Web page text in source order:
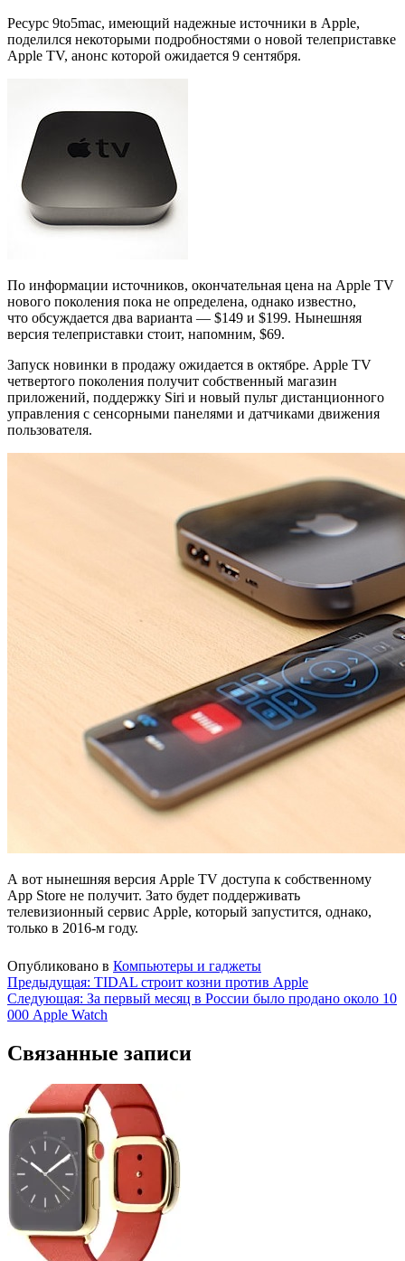
Ресурс 9to5mac, имеющий надежные источники в Apple,
поделился некоторыми подробностями о новой телеприставке
Apple TV, анонс которой ожидается 9 сентября.
По информации источников, окончательная цена на Apple TV
нового поколения пока не определена, однако известно,
что обсуждается два варианта — $149 и $199. Нынешняя
версия телеприставки стоит, напомним, $69.
Запуск новинки в продажу ожидается в октябре. Apple TV
четвертого поколения получит собственный магазин
приложений, поддержку Siri и новый пульт дистанционного
управления с сенсорными панелями и датчиками движения
пользователя.
А вот нынешняя версия Apple TV доступа к собственному
App Store не получит. Зато будет поддерживать
телевизионный сервис Apple, который запустится, однако,
только в 2016-м году.
Опубликовано в Компьютеры и гаджеты
Навигация
по
Предыдущая: TIDAL строит козни против Apple
Следующая: За первый месяц в России было продано около 10
000 Apple Watch
Связанные записи